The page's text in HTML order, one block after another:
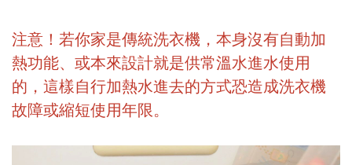
注意！若你家是傳統洗衣機，本身沒有自動加
熱功能、或本來設計就是供常溫水進水使用
的，這樣自行加熱水進去的方式恐造成洗衣機
故障或縮短使用年限。